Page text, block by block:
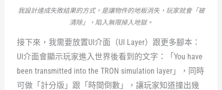
我設計達成失敗結果的方式，是讓物件的地板消失，玩家就會「被
清除」，陷入無限掉入地獄。
接下來，我需要放置UI介面（UI Layer）跟更多腳本：
UI介面會顯示玩家進入世界後看到的文字：「You have
been transmitted into the TRON simulation layer」，同時
可做「計分版」跟「時間倒數」，讓玩家知道撞出幾